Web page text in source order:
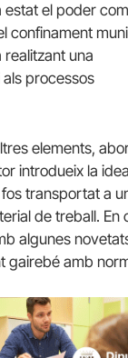
estat el poder
confinament
una
processos
elements,
introdueix la idea
transportat a
de treball. En
algunes
gairebé amb